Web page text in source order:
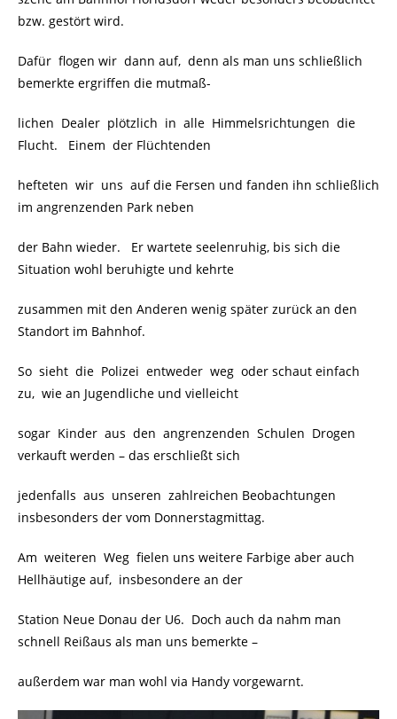
bzw. gestört wird.
Dafür flogen wir dann auf, denn als man uns schließlich
bemerkte ergriffen die mutmaß-
lichen Dealer plötzlich in alle Himmelsrichtungen die
Flucht. Einem der Flüchtenden
hefteten wir uns auf die Fersen und fanden ihn schließlich
im angrenzenden Park neben
der Bahn wieder. Er wartete seelenruhig, bis sich die
Situation wohl beruhigte und kehrte
zusammen mit den Anderen wenig später zurück an den
Standort im Bahnhof.
So sieht die Polizei entweder weg oder schaut einfach
zu, wie an Jugendliche und vielleicht
sogar Kinder aus den angrenzenden Schulen Drogen
verkauft werden – das erschließt sich
jedenfalls aus unseren zahlreichen Beobachtungen
insbesonders der vom Donnerstagmittag.
Am weiteren Weg fielen uns weitere Farbige aber auch
Hellhäutige auf, insbesondere an der
Station Neue Donau der U6. Doch auch da nahm man
schnell Reißaus als man uns bemerkte –
außerdem war man wohl via Handy vorgewarnt.